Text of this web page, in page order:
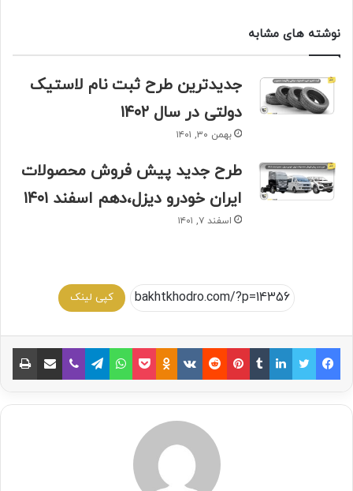
نوشته های مشابه
جدیدترین طرح ثبت نام لاستیک
دولتی در سال ۱۴۰۲
بهمن ۳۰, ۱۴۰۱
طرح جدید پیش فروش محصولات
ایران خودرو دیزل،دهم اسفند ۱۴۰۱
اسفند ۷, ۱۴۰۱
کپی لینک